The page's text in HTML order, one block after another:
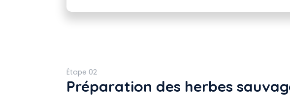
Étape 02
Préparation des herbes